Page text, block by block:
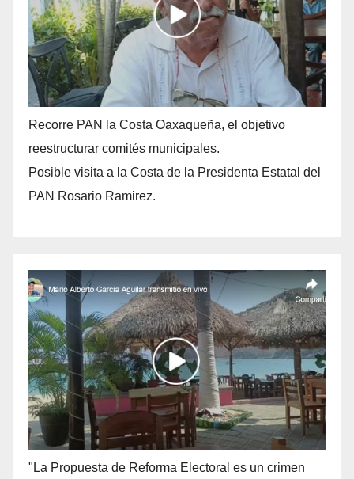
Recorre PAN la Costa Oaxaqueña, el objetivo
reestructurar comités municipales.
Posible visita a la Costa de la Presidenta Estatal del
PAN Rosario Ramirez.
"La Propuesta de Reforma Electoral es un crimen